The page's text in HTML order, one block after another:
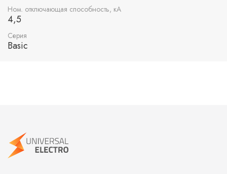
Ном. отключающая способность, кА
4,5
Серия
Basic